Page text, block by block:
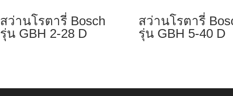
สว่านโรตารี่ Bosch
รุ่น GBH 2-28 D
สว่านโรตารี่
รุ่น GBH 5-40 D